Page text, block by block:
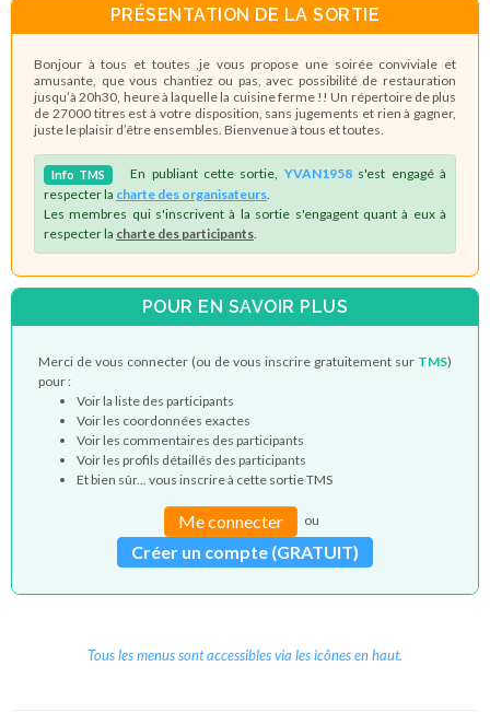
PRÉSENTATION DE LA SORTIE
Bonjour à tous et toutes ,je vous propose une soirée conviviale et
amusante, que vous chantiez ou pas, avec possibilité de restauration
jusqu’à 20h30, heure à laquelle la cuisine ferme !! Un répertoire de plus
de 27000 titres est à votre disposition, sans jugements et rien à gagner,
juste le plaisir d’être ensembles. Bienvenue à tous et toutes.
Info TMS En publiant cette sortie, YVAN1958s'est engagé à
respecter la charte des organisateurs
Les membres qui s'inscrivent à la sortie s'engagent quant à eux à
respecter la charte des participants
POUR EN SAVOIR PLUS
Merci de vous connecter (ou de vous inscrire gratuitement sur TMS)
pour :
Voir la liste des participants
Voir les coordonnées exactes
Voir les commentaires des participants
Voir les profils détaillés des participants
Et bien sûr... vous inscrire à cette sortie TMS
Me connecter ou
Créer un compte (GRATUIT)
Tous les menus sont accessibles via les icônes en haut.